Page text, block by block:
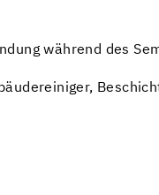
während des